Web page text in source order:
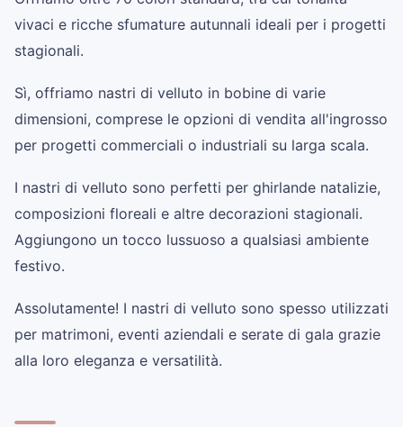
vivaci e ricche sfumature autunnali ideali per i progetti
stagionali.
Sì, offriamo nastri di velluto in bobine di varie
dimensioni, comprese le opzioni di vendita all'ingrosso
per progetti commerciali o industriali su larga scala.
I nastri di velluto sono perfetti per ghirlande natalizie,
composizioni floreali e altre decorazioni stagionali.
Aggiungono un tocco lussuoso a qualsiasi ambiente
festivo.
Assolutamente! I nastri di velluto sono spesso utilizzati
per matrimoni, eventi aziendali e serate di gala grazie
alla loro eleganza e versatilità.